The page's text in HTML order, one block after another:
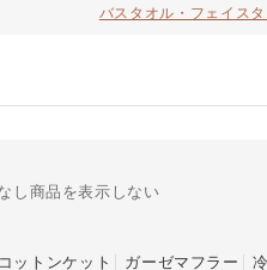
バスタオル・フェイス
し商品を表示しない
コットンケット ガーゼマフラー